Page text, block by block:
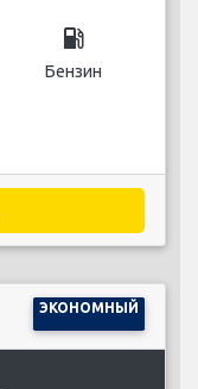
local_gas_station
Бензин
ЭКОНОМНЫЙ